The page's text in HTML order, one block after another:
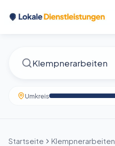
Umkreis
Startseite Klempnerarbeiten